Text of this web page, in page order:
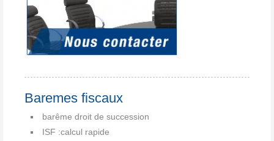
Baremes fiscaux
barême droit de succession
ISF :calcul rapide